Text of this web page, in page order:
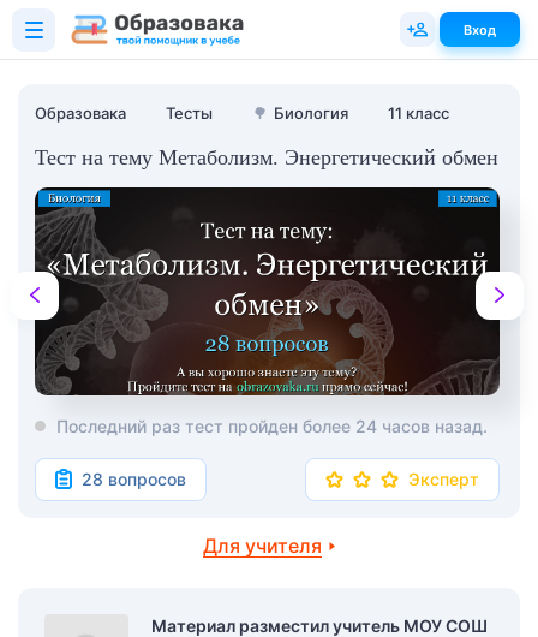
Образовака Тесты 🌳 Биология 11 класс
Тест на тему Метаболизм. Энергетический обмен
Последний раз тест пройден более 24 часов назад.
28 вопросов Эксперт
Для учителя
Материал разместил учитель МОУ СОШ
Вход